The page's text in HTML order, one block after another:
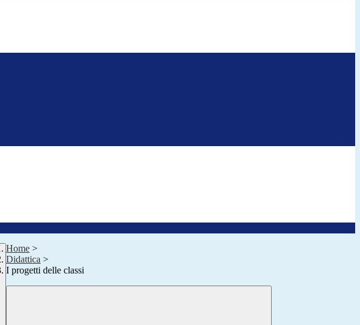
Home >
Didattica >
I progetti delle classi